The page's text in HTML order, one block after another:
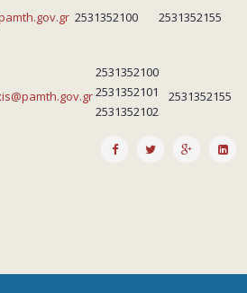
2531352100 2531352155
2531352100
2531352101
2531352102
2531352155